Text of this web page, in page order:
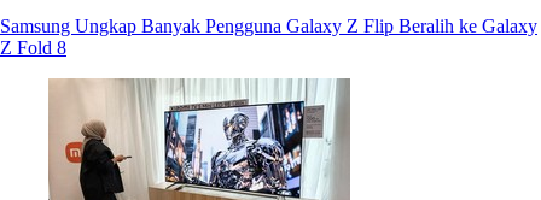
Samsung Ungkap Banyak Pengguna Galaxy Z Flip Beralih ke Galaxy
Z Fold 8